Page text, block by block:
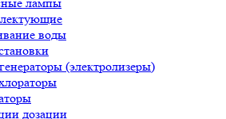
воды
(электролизеры)
дозации